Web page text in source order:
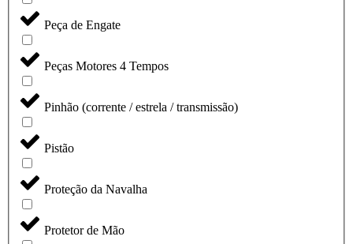
Peça de Engate
Peças Motores 4 Tempos
Pinhão (corrente / estrela / transmissão)
Pistão
Proteção da Navalha
Protetor de Mão